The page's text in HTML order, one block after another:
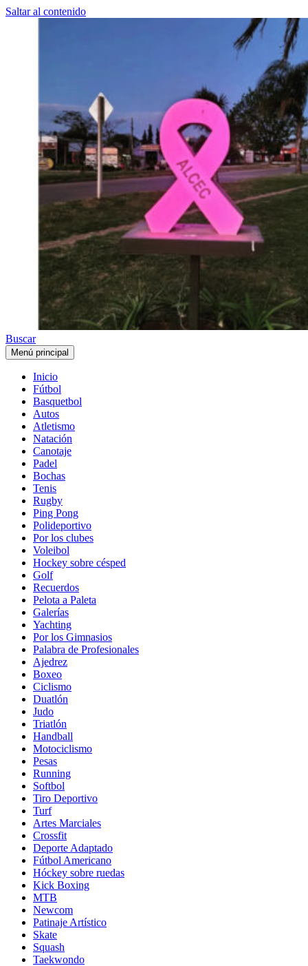
Saltar al contenido
Buscar
Menú principal
Inicio
Fútbol
Basquetbol
Autos
Atletismo
Natación
Canotaje
Padel
Bochas
Tenis
Rugby
Ping Pong
Polideportivo
Por los clubes
Voleibol
Hockey sobre césped
Golf
Recuerdos
Pelota a Paleta
Galerías
Yachting
Por los Gimnasios
Palabra de Profesionales
Ajedrez
Boxeo
Ciclismo
Duatlón
Judo
Triatlón
Handball
Motociclismo
Pesas
Running
Softbol
Tiro Deportivo
Turf
Artes Marciales
Crossfit
Deporte Adaptado
Fútbol Americano
Hóckey sobre ruedas
Kick Boxing
MTB
Newcom
Patinaje Artístico
Skate
Squash
Taekwondo